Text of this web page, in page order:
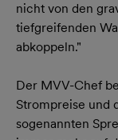
nicht von den
tiefgreifenden
abkoppeln."
Der MVV-Chef
Strompreise und
sogenannten